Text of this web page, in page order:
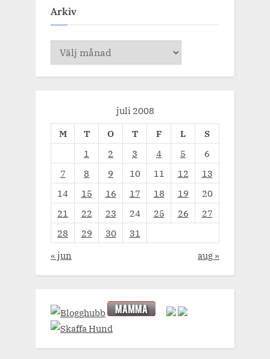
Arkiv
Arkiv
juli 2008
M
T O T F L
S
1
2 3 4 5
6
7
8 9 10 11 12
13
14
15 16 17 18 19
20
21
22 23 24 25 26
27
28
29 30
31
« jun
aug »